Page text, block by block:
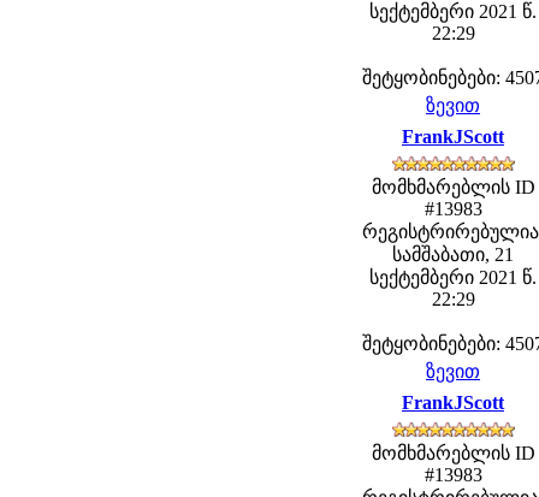
სექტემბერი 2021 წ.
22:29
შეტყობინებები:
ზევით
FrankJScott
მომხმარებლის ID
#13983
სამშაბათი, 21
სექტემბერი 2021 წ.
22:29
შეტყობინებები:
ზევით
FrankJScott
მომხმარებლის ID
#13983